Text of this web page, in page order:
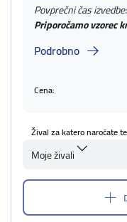
Povprečni čas
Priporočamo vzorec
Podrobno
Cena:
Žival za katero naročate
Moje živali